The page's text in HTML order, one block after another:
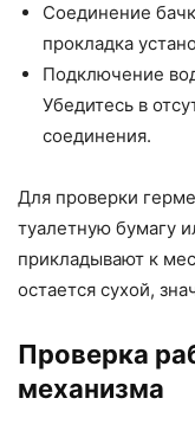
Соединение
прокладка
Подключение
Убедитесь в
соединения.
Для проверки
туалетную бумагу
прикладывают к
остается сухой,
Проверка
механизма